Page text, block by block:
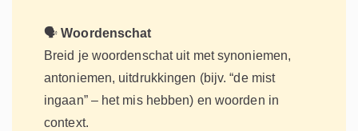
🗣️Woordenschat
Breid je woordenschat uit met synoniemen,
antoniemen, uitdrukkingen (bijv. “de mist
ingaan” – het mis hebben) en woorden in
context.